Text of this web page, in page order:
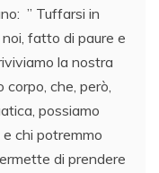
” Tuffarsi in
fatto di paure e
la nostra
che, però,
possiamo
e chi potremmo
di prendere